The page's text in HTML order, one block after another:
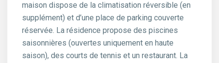
maison dispose de la climatisation réversible (en
supplément) et d’une place de parking couverte
réservée. La résidence propose des piscines
saisonnières (ouvertes uniquement en haute
saison), des courts de tennis et un restaurant. La